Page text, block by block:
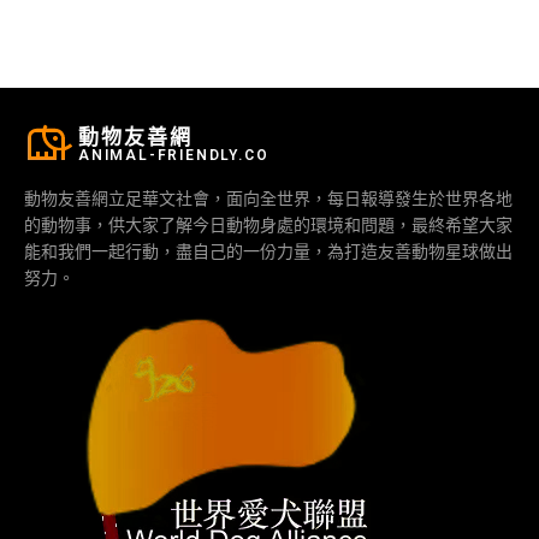
動物友善網
ANIMAL-FRIENDLY.CO
動物友善網立足華文社會，面向全世界，每日報導發生於世界各地
的動物事，供大家了解今日動物身處的環境和問題，最終希望大家
能和我們一起行動，盡自己的一份力量，為打造友善動物星球做出
努力。